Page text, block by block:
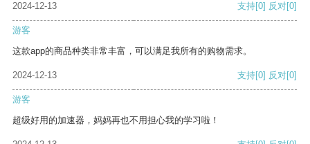
2024-12-13
支持[0] 反对[0]
游客
这款app的商品种类非常丰富，可以满足我所有的购物需求。
2024-12-13 支持[0] 反对[0]
游客
超级好用的加速器，妈妈再也不用担心我的学习啦！